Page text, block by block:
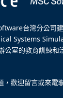
台灣分公司
Systems
公室的教育訓練和
，歡迎留言或來電